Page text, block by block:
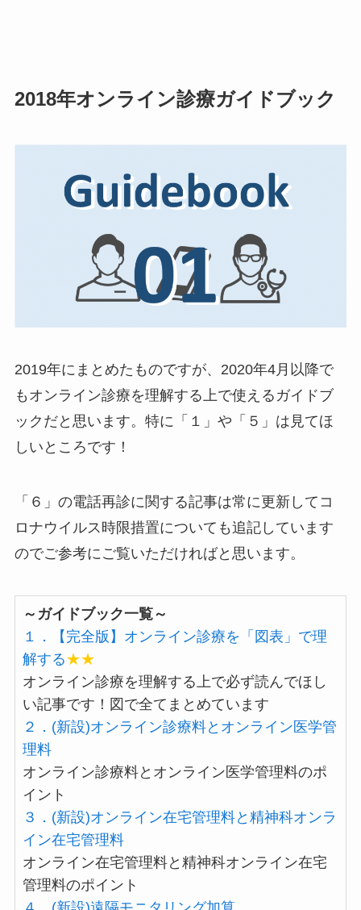
2018年オンライン診療ガイドブック
2019年にまとめたものですが、2020年4月以降で
もオンライン診療を理解する上で使えるガイドブ
ックだと思います。特に「１」や「５」は見てほ
しいところです！
「６」の電話再診に関する記事は常に更新してコ
ロナウイルス時限措置についても追記しています
のでご参考にご覧いただければと思います。
～ガイドブック一覧～
１．【完全版】オンライン診療を「図表」で理
解する★★
オンライン診療を理解する上で必ず読んでほし
い記事です！図で全てまとめています
２．(新設)オンライン診療料とオンライン医学管
理料
オンライン診療料とオンライン医学管理料のポ
イント
３．(新設)オンライン在宅管理料と精神科オンラ
イン在宅管理料
オンライン在宅管理料と精神科オンライン在宅
管理料のポイント